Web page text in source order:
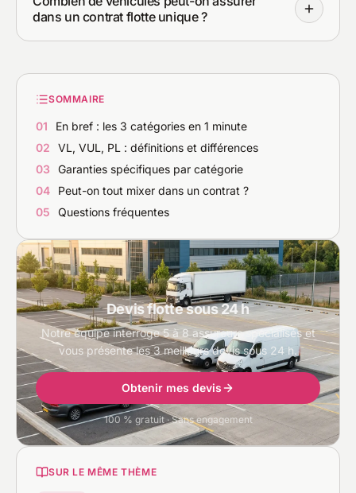
dans un contrat flotte unique ?
SOMMAIRE
01
En bref : les 3 catégories en 1 minute
02
VL, VUL, PL : définitions et différences
03
Garanties spécifiques par catégorie
04
Peut-on tout mixer dans un contrat ?
05
Questions fréquentes
Devis flotte sous 24 h
Notre équipe interroge 5 à 8 assureurs spécialisés et
vous présente les 3 meilleurs devis sous 24 h.
Obtenir mes devis
100 % gratuit · Sans engagement
SUR LE MÊME THÈME